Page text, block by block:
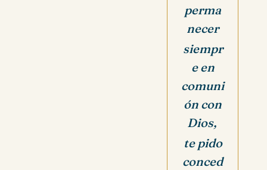
perma
necer
siempr
e en
comuni
ón con
Dios,
te pido
conced